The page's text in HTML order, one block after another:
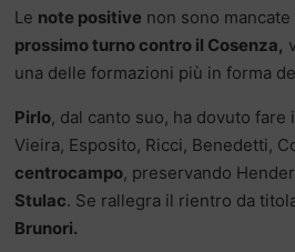
Le note positive non sono mancate
prossimo turno contro il Cosenza,
una delle formazioni più in forma
Pirlo, dal canto suo, ha dovuto
Vieira, Esposito, Ricci, Benedetti,
centrocampo, preservando
Stulac. Se rallegra il rientro da
Brunori.